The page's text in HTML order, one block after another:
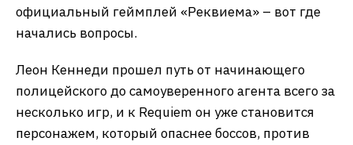
официальный геймплей «Реквиема» – вот где
начались вопросы.
Леон Кеннеди прошел путь от начинающего
полицейского до самоуверенного агента всего за
несколько игр, и к Requiem он уже становится
персонажем, который опаснее боссов, против